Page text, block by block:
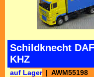
Schildknecht
KHZ
auf Lager AWM55198